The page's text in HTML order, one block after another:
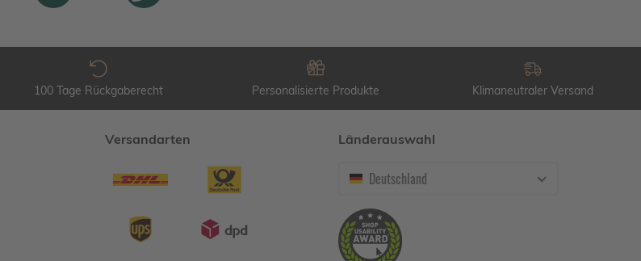
100 Tage Rückgaberecht Personalisierte Produkte Klimaneutraler Versand
Versandarten Länderauswahl
Deutschland